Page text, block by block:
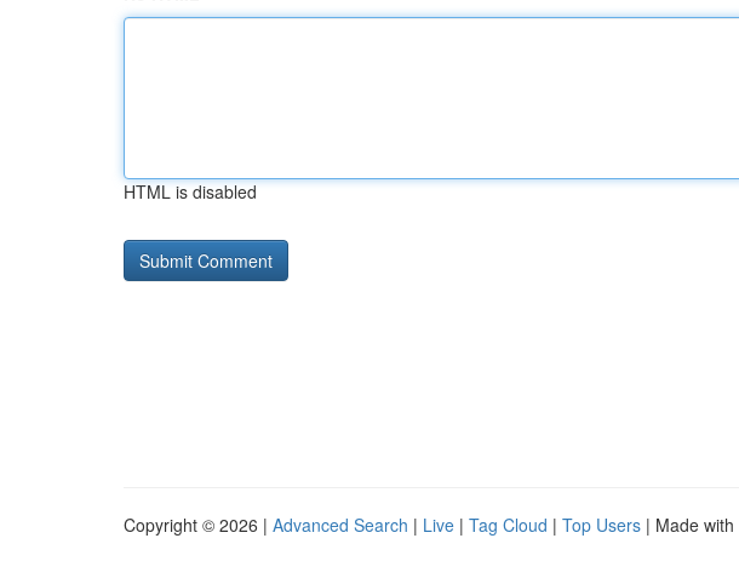
HTML is disabled
Copyright © 2026 | Advanced Search | Live | Tag Cloud | Top Users | Made with